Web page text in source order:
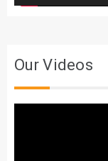
Our Videos